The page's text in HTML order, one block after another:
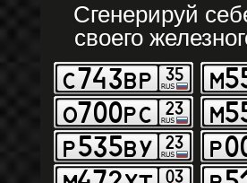
Сгенерируй
своего